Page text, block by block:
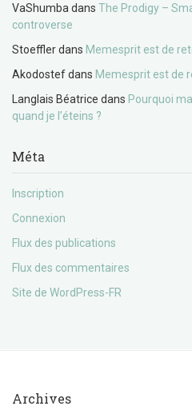
VaShumba dans The Prodigy –
controverse
Stoefflerdans Memesprit est de
Akodostefdans Memesprit est de
Langlais Béatrice dans Pourquoi
quand je l’éteins ?
Méta
Inscription
Connexion
Flux des publications
Flux des commentaires
Site de WordPress-FR
Archives